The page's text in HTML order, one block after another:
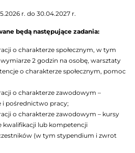
r. do 30.04.2027 r.
będą następujące zadania:
o charakterze społecznym, w tym
2 godzin na osobę, warsztaty
o charakterze społecznym, pomoc
o charakterze zawodowym –
pośrednictwo pracy;
o charakterze zawodowym – kursy
kwalifikacji lub kompetencji
(w tym stypendium i zwrot